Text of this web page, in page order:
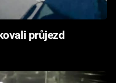
průjezd